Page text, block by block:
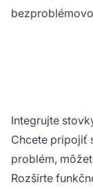
Integrujte
Chcete pripojiť
problém,
Rozšírte